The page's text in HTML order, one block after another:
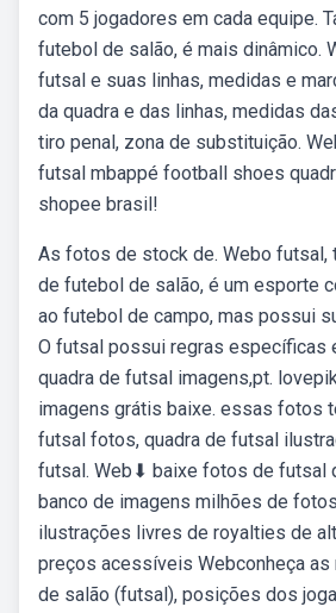
com 5 jogadores em cada equipe.
futebol de salão, é mais dinâmico.
futsal e suas linhas, medidas e
da quadra e das linhas, medidas
tiro penal, zona de substituição.
futsal mbappé football shoes
shopee brasil!
As fotos de stock de. Webo futsal,
de futebol de salão, é um esporte
ao futebol de campo, mas possui
O futsal possui regras específicas
quadra de futsal imagens,pt.
imagens grátis baixe. essas fotos
futsal fotos, quadra de futsal
futsal. Web⬇ baixe fotos de futsal
banco de imagens milhões de
ilustrações livres de royalties de
preços acessíveis Webconheça
de salão (futsal), posições dos